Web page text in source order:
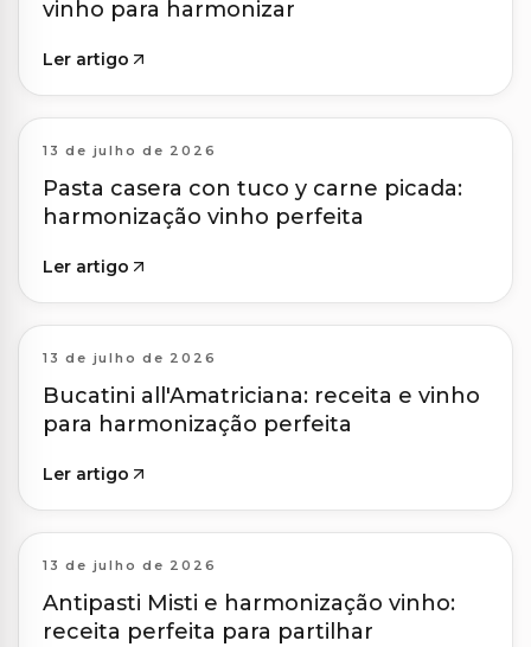
vinho para harmonizar
Ler artigo
13 de julho de 2026
Pasta casera con tuco y carne picada:
harmonização vinho perfeita
Ler artigo
13 de julho de 2026
Bucatini all'Amatriciana: receita e vinho
para harmonização perfeita
Ler artigo
13 de julho de 2026
Antipasti Misti e harmonização vinho:
receita perfeita para partilhar